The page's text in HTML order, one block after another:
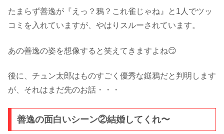
たまらず善逸が『えっ？鴉？これ雀じゃね』と1人でツッ
コミを入れていますが、やはりスルーされています。
あの善逸の姿を想像すると笑えてきますよね😏
後に、チュン太郎はものすごく優秀な鎹鴉だと判明します
が、それはまだ先のお話・・・
善逸の面白いシーン②結婚してくれ〜